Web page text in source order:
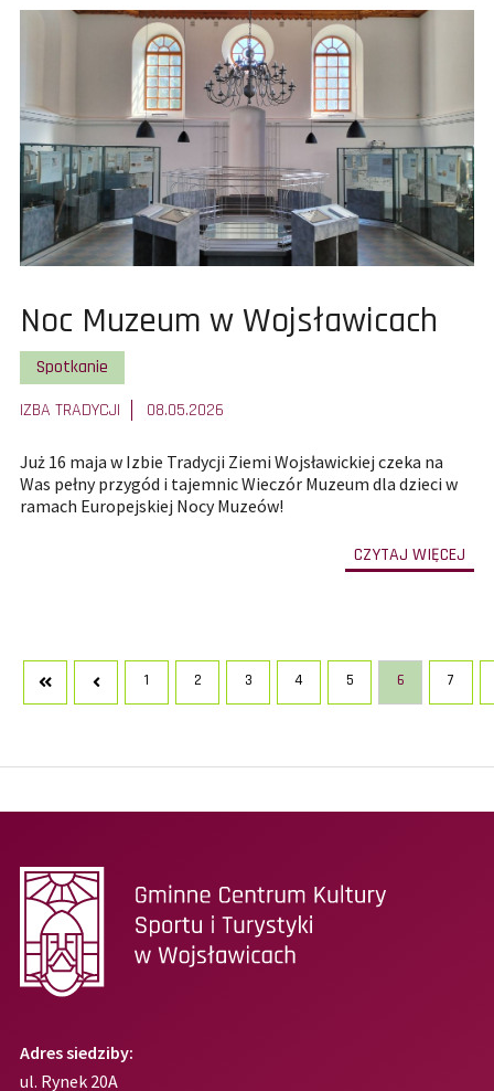
Pokaż
całą
treść
artykułu:
Noc Muzeum w Wojsławicach
Pokaż wszystkie artykuły z kategorii
Spotkanie
IZBA TRADYCJI
08.05.2026
Już 16 maja w Izbie Tradycji Ziemi Wojsławickiej czeka na
Was pełny przygód i tajemnic Wieczór Muzeum dla dzieci w
ramach Europejskiej Nocy Muzeów!
CZYTAJ WIĘCEJ
do
w
1 2 3 4 5 6 7
Adres siedziby:
ul. Rynek 20A